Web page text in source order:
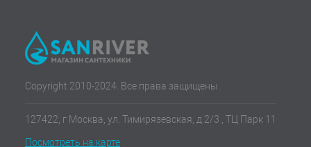
Copyright 2010-2024. Все права защищены.
127422, г Москва, ул. Тимирязевская, д.2/3 , ТЦ Парк 11
Посмотреть на карте